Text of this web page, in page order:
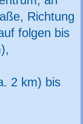
Richtung
folgen bis
2 km) bis